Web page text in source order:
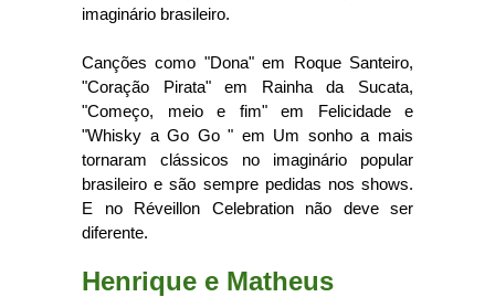
imaginário brasileiro.
Canções como "Dona" em Roque Santeiro,
"Coração Pirata" em Rainha da Sucata,
"Começo, meio e fim" em Felicidade e
"Whisky a Go Go " em Um sonho a mais
tornaram clássicos no imaginário popular
brasileiro e são sempre pedidas nos shows.
E no Réveillon Celebration não deve ser
diferente.
Henrique e Matheus